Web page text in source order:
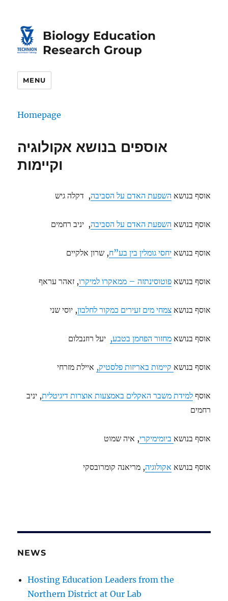
Biology Education
Research Group
MENU
Homepage
אוספים בנושא אקולוגיה
וקיימות
אוסף בנושא השפעת האדם על הסביבה, דקלה גיש
אוסף בנושא השפעת האדם על הסביבה, יניב רחמים
אוסף בנושאיחסי גומלין בין בע”ח, שרון אלקיים
אוסף בנושאפוטוסינתזה – ממאקרו למיקרו, זאהר עראף
אוסף בנושאצמחי מים זעירים כמקור לחלבון, יוסי שני
אוסף בנושאמחזור הפחמן בטבע, יעל רוזנבלום
אוסף בנושא קיימות באריזות פלסטיק, איילת מזרחי
אוסףלמידת משבר האקלים באמצעות אוצרות דיגיטלית, יניב
רחמים
אוסף בנושא ביומימיקרי, איה שמוט
אוסף בנושא אקולוגיה, מריאנה קומרובסקי
NEWS
Hosting Education Leaders from the
Northern District at Our Lab